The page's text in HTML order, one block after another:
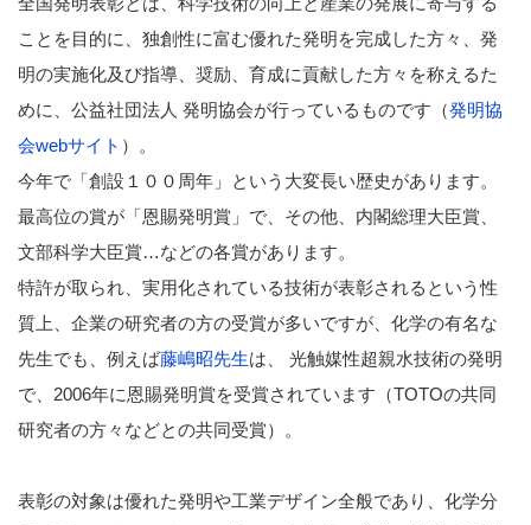
ことを目的に、独創性に富む優れた発明を完成した方々、発
明の実施化及び指導、奨励、育成に貢献した方々を称えるた
めに、公益社団法人 発明協会が行っているものです（発明協
会webサイト ）。
今年で「創設１００周年」という大変長い歴史があります。
最高位の賞が「恩賜発明賞」で、その他、内閣総理大臣賞、
文部科学大臣賞…などの各賞があります。
特許が取られ、実用化されている技術が表彰されるという性
質上、企業の研究者の方の受賞が多いですが、化学の有名な
先生でも、例えば藤嶋昭先生は、 光触媒性超親水技術の発明
で、2006年に恩賜発明賞を受賞されています（TOTOの共同
研究者の方々などとの共同受賞）。
表彰の対象は優れた発明や工業デザイン全般であり、化学分